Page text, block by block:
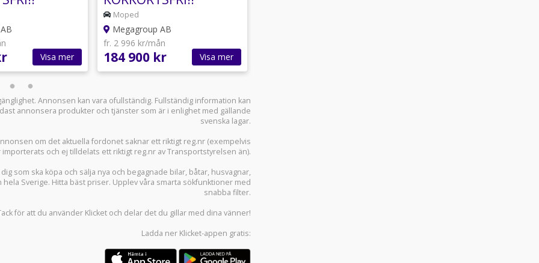
Visa mer
Moped
Megagroup AB
fr. 2 996 kr/mån
184 900 kr Visa mer
Annonsen kan vara ofullständig. Fullständig information kan
annonsera produkter och tjänster som är i enlighet med gällande
svenska lagar.
om det aktuella fordonet saknar ett riktigt reg.nr (exempelvis
och ej tilldelats ett riktigt reg.nr av Transportstyrelsen än).
som ska köpa och sälja nya och begagnade bilar, båtar, husvagnar,
Sverige. Hitta bäst priser. Upplev våra smarta sökfunktioner med
snabba filter.
för att du använder Klicket och delar det du gillar med dina vänner!
Ladda ner Klicket-appen gratis: